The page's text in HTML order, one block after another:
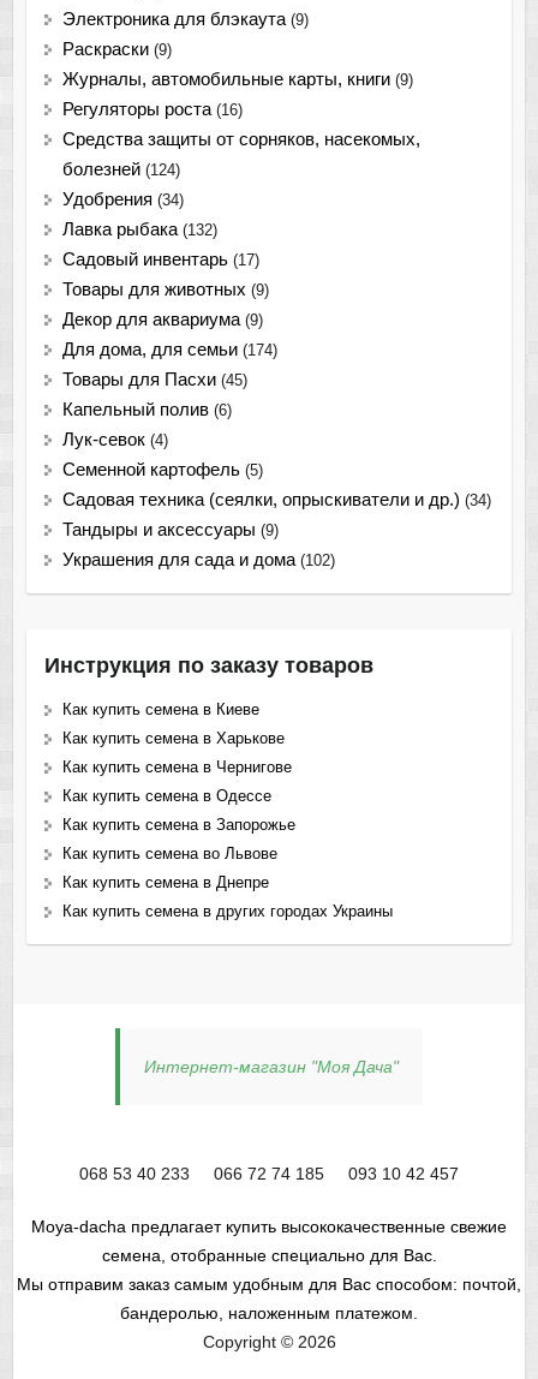
Электроника для блэкаута (9)
Раскраски (9)
Журналы, автомобильные карты, книги (9)
Регуляторы роста (16)
Средства защиты от сорняков, насекомых,
болезней (124)
Удобрения (34)
Лавка рыбака (132)
Садовый инвентарь (17)
Товары для животных (9)
Декор для аквариума (9)
Для дома, для семьи (174)
Товары для Пасхи (45)
Капельный полив (6)
Лук-севок (4)
Семенной картофель (5)
Садовая техника (сеялки, опрыскиватели и др.) (34)
Тандыры и аксессуары (9)
Украшения для сада и дома (102)
Инструкция по заказу товаров
Как купить семена в Киеве
Как купить семена в Харькове
Как купить семена в Чернигове
Как купить семена в Одессе
Как купить семена в Запорожье
Как купить семена во Львове
Как купить семена в Днепре
Как купить семена в других городах Украины
Интернет-магазин "Моя Дача"
068 53 40 233 066 72 74 185 093 10 42 457
Moya-dacha предлагает купить высококачественные свежие
семена, отобранные специально для Вас.
Мы отправим заказ самым удобным для Вас способом: почтой,
бандеролью, наложенным платежом.
Copyright © 2026